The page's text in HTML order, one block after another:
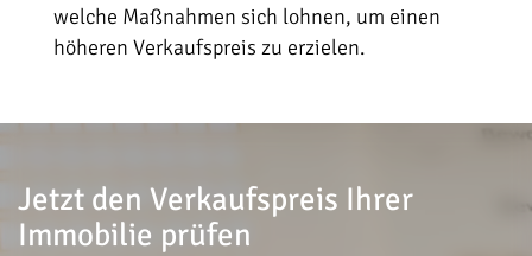
welche Maßnahmen sich lohnen, um einen
höheren Verkaufspreis zu erzielen.
Jetzt den Verkaufspreis Ihrer
Immobilie prüfen